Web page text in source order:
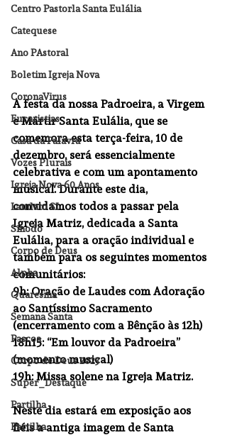
Centro Pastorla Santa Eulália
Catequese
Ano PAstoral
Boletim Igreja Nova
CoronaVirus
Eucaristias
Casa da Palavra
Vozes Plurais
Igreja Nova 60 Anos
Laudato SI
Sínodo
Corpo de Deus
Alpha
Quaresma
Semana Santa
Pascoa
Corpo de Deus 2023
Super_Destaque
Partilha
Partilha
A festa da nossa Padroeira, a Virgem
e Mártir Santa Eulália, que se
comemora esta terça-feira, 10 de
dezembro, será essencialmente
celebrativa e com um apontamento
musical. Durante este dia,
convidamos todos a passar pela
Igreja Matriz, dedicada a Santa
Eulália, para a oração individual e
também para os seguintes momentos
comunitários:
9h: Oração de Laudes com Adoração
ao Santíssimo Sacramento
(encerramento com a Bênção às 12h)
18h15: “Em louvor da Padroeira”
(momento musical)
19h: Missa solene na Igreja Matriz.
Neste dia estará em exposição aos
fiéis a antiga imagem de Santa